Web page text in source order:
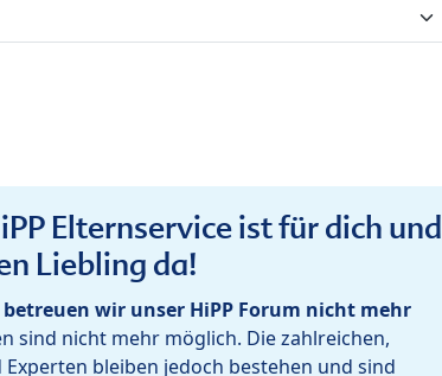
Elternservice ist für dich und
Liebling da!
wir unser HiPP Forum nicht mehr
sind nicht mehr möglich. Die zahlreichen,
bleiben jedoch bestehen und sind